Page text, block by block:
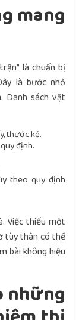
mang
là chuẩn bị
là bước nhỏ
Danh sách vật
thước kẻ.
định.
theo quy định
Việc thiếu một
tùy thân có thể
bài không hiệu
những